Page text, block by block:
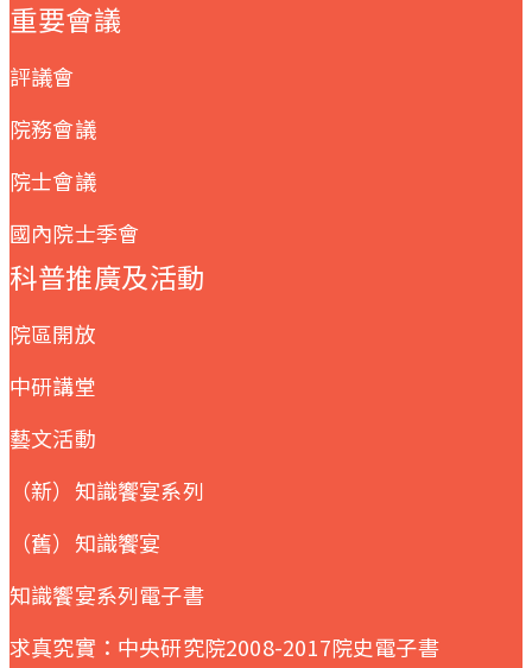
重要會議
評議會
院務會議
院士會議
國內院士季會
科普推廣及活動
院區開放
中研講堂
藝文活動
（新）知識饗宴系列
（舊）知識饗宴
知識饗宴系列電子書
求真究實：中央研究院2008-2017院史電子書